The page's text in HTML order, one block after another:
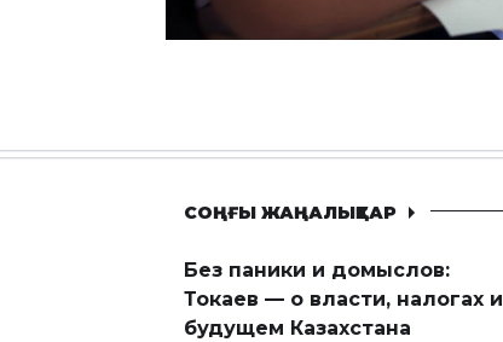
СОҢҒЫ ЖАҢАЛЫҚТАР
Без паники и домыслов:
Токаев — о власти, налогах и
будущем Казахстана